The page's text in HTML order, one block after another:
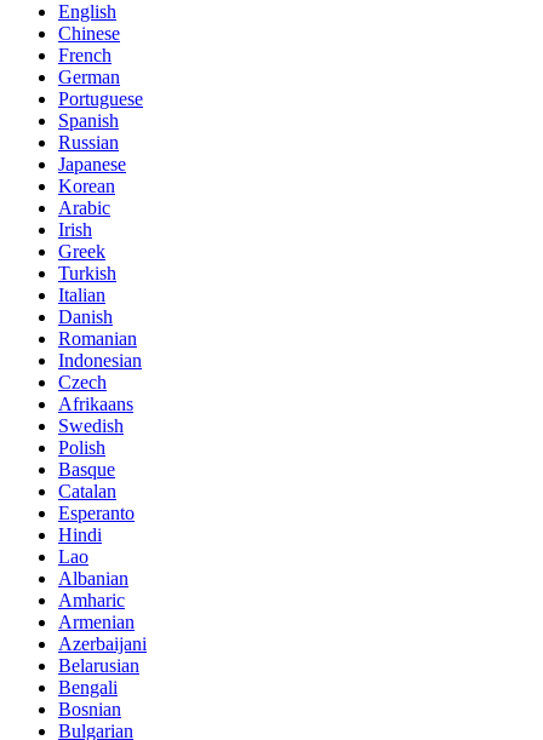
English
Chinese
French
German
Portuguese
Spanish
Russian
Japanese
Korean
Arabic
Irish
Greek
Turkish
Italian
Danish
Romanian
Indonesian
Czech
Afrikaans
Swedish
Polish
Basque
Catalan
Esperanto
Hindi
Lao
Albanian
Amharic
Armenian
Azerbaijani
Belarusian
Bengali
Bosnian
Bulgarian